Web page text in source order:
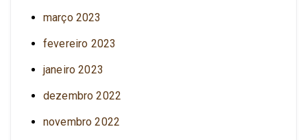
março 2023
fevereiro 2023
janeiro 2023
dezembro 2022
novembro 2022